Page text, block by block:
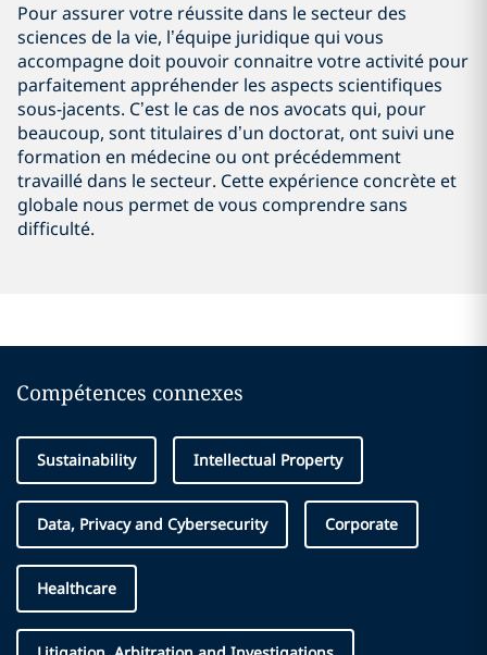
Pour assurer votre réussite dans le secteur des
sciences de la vie, l’équipe juridique qui vous
accompagne doit pouvoir connaitre votre activité pour
parfaitement appréhender les aspects scientifiques
sous-jacents. C’est le cas de nos avocats qui, pour
beaucoup, sont titulaires d’un doctorat, ont suivi une
formation en médecine ou ont précédemment
travaillé dans le secteur. Cette expérience concrète et
globale nous permet de vous comprendre sans
difficulté.
Compétences connexes
Sustainability Intellectual Property
Data, Privacy and Cybersecurity Corporate
Healthcare